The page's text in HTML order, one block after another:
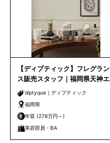
【ディプティック】フレグラン
ス販売スタッフ｜福岡県天神エ
リアdiptyque｜ディプティック
福岡県
年収 (276万円～)
美容部員・BA